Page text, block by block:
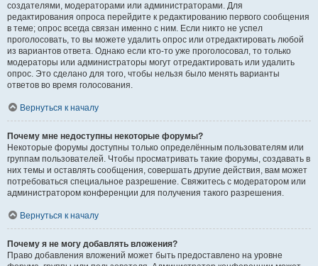
создателями, модераторами или администраторами. Для
редактирования опроса перейдите к редактированию первого сообщения
в теме; опрос всегда связан именно с ним. Если никто не успел
проголосовать, то вы можете удалить опрос или отредактировать любой
из вариантов ответа. Однако если кто-то уже проголосовал, то только
модераторы или администраторы могут отредактировать или удалить
опрос. Это сделано для того, чтобы нельзя было менять варианты
ответов во время голосования.
Вернуться к началу
Почему мне недоступны некоторые форумы?
Некоторые форумы доступны только определённым пользователям или
группам пользователей. Чтобы просматривать такие форумы, создавать в
них темы и оставлять сообщения, совершать другие действия, вам может
потребоваться специальное разрешение. Свяжитесь с модератором или
администратором конференции для получения такого разрешения.
Вернуться к началу
Почему я не могу добавлять вложения?
Право добавления вложений может быть предоставлено на уровне